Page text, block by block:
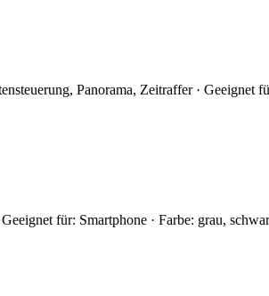
Panorama, Zeitraffer · Geeignet
für: Smartphone · Farbe: grau,